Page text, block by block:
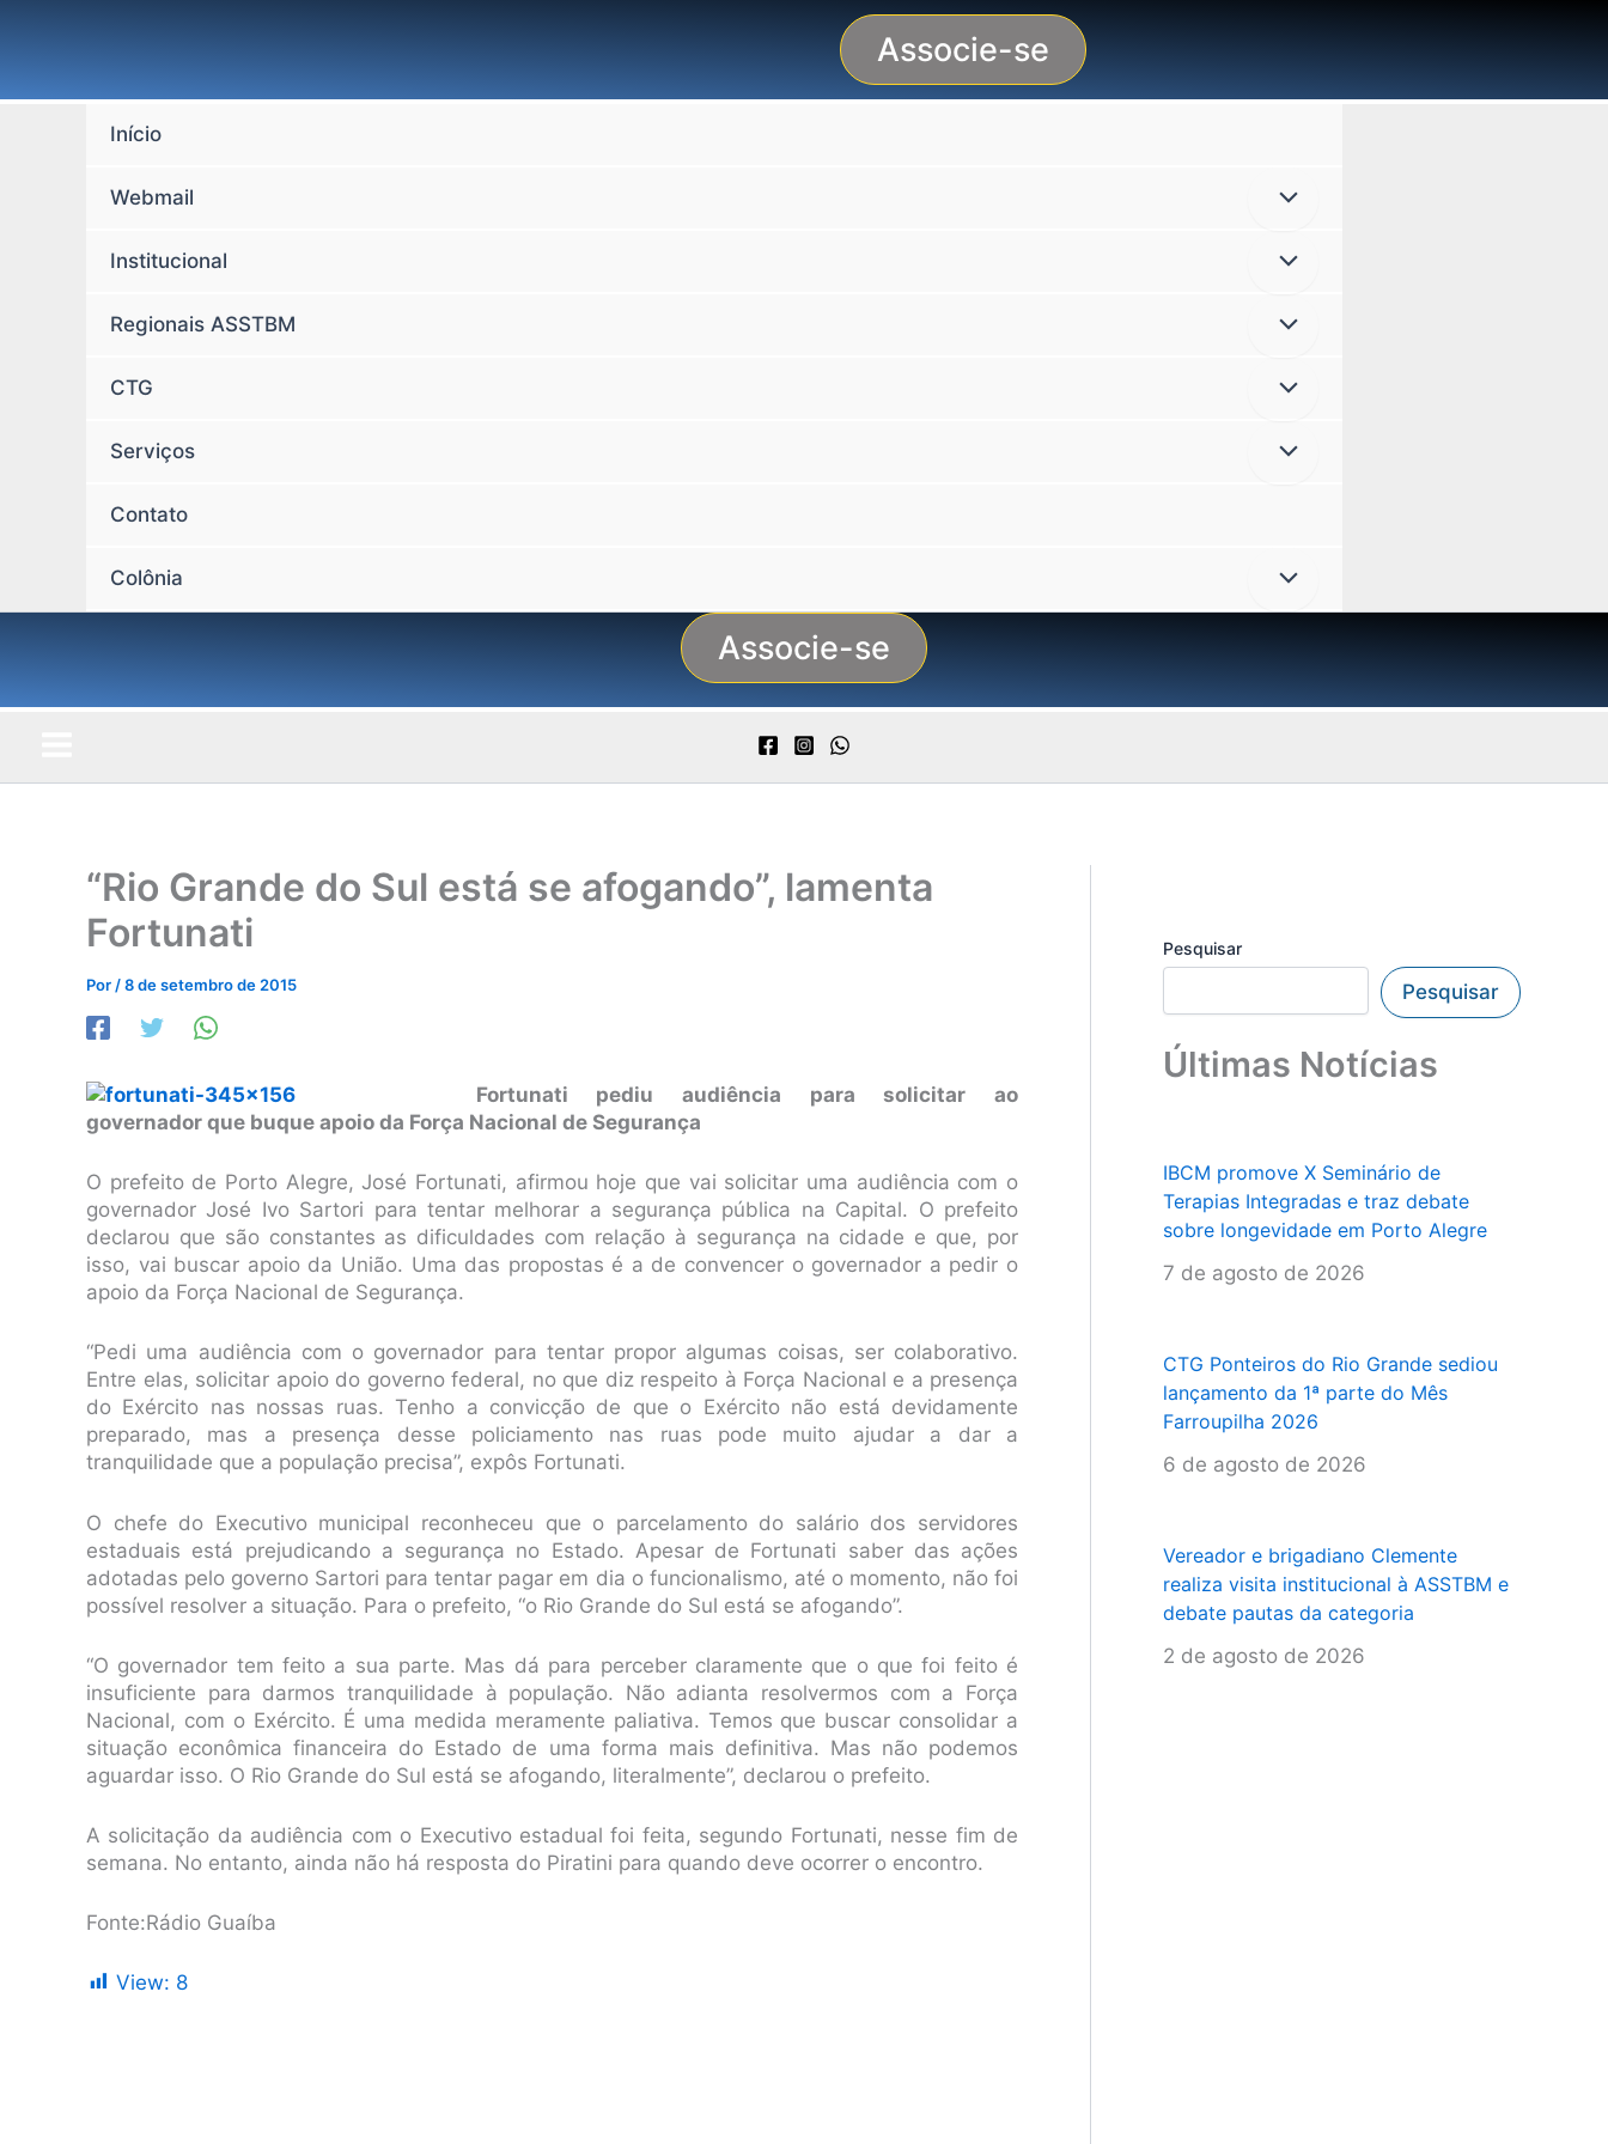
conteúdo
Associe-se
Início
Webmail
Institucional
Regionais ASSTBM
CTG
Serviços
Contato
Colônia
Associe-se
“Rio Grande do Sul está se afogando”, lamenta
Fortunati
Por /8 de setembro de 2015
Fortunati pediu audiência para solicitar ao
governador que buque apoio da Força Nacional de Segurança
O prefeito de Porto Alegre, José Fortunati, afirmou hoje que vai solicitar uma audiência com o
governador José Ivo Sartori para tentar melhorar a segurança pública na Capital. O prefeito
declarou que são constantes as dificuldades com relação à segurança na cidade e que, por
isso, vai buscar apoio da União. Uma das propostas é a de convencer o governador a pedir o
apoio da Força Nacional de Segurança.
“Pedi uma audiência com o governador para tentar propor algumas coisas, ser colaborativo.
Entre elas, solicitar apoio do governo federal, no que diz respeito à Força Nacional e a presença
do Exército nas nossas ruas. Tenho a convicção de que o Exército não está devidamente
preparado, mas a presença desse policiamento nas ruas pode muito ajudar a dar a
tranquilidade que a população precisa”, expôs Fortunati.
O chefe do Executivo municipal reconheceu que o parcelamento do salário dos servidores
estaduais está prejudicando a segurança no Estado. Apesar de Fortunati saber das ações
adotadas pelo governo Sartori para tentar pagar em dia o funcionalismo, até o momento, não foi
possível resolver a situação. Para o prefeito, “o Rio Grande do Sul está se afogando”.
“O governador tem feito a sua parte. Mas dá para perceber claramente que o que foi feito é
insuficiente para darmos tranquilidade à população. Não adianta resolvermos com a Força
Nacional, com o Exército. É uma medida meramente paliativa. Temos que buscar consolidar a
situação econômica financeira do Estado de uma forma mais definitiva. Mas não podemos
aguardar isso. O Rio Grande do Sul está se afogando, literalmente”, declarou o prefeito.
A solicitação da audiência com o Executivo estadual foi feita, segundo Fortunati, nesse fim de
semana. No entanto, ainda não há resposta do Piratini para quando deve ocorrer o encontro.
Fonte:Rádio Guaíba
View: 8
Pesquisar
Pesquisar
Últimas Notícias
IBCM promove X Seminário de
Terapias Integradas e traz debate
sobre longevidade em Porto Alegre
7 de agosto de 2026
CTG Ponteiros do Rio Grande sediou
lançamento da 1ª parte do Mês
Farroupilha 2026
6 de agosto de 2026
Vereador e brigadiano Clemente
realiza visita institucional à ASSTBM e
debate pautas da categoria
2 de agosto de 2026